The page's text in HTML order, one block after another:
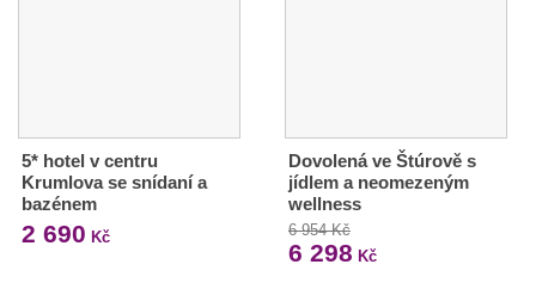
5* hotel v centru
Krumlova se snídaní a
bazénem
2 690 Kč
Dovolená ve Štúrově s
jídlem a neomezeným
wellness
6 954 Kč
6 298 Kč